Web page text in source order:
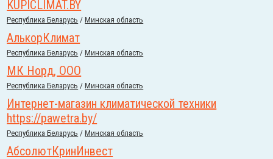
KUPICLIMAT.BY
Республика Беларусь /Минская область
АлькорКлимат
Республика Беларусь /Минская область
МК Норд, ООО
Республика Беларусь /Минская область
Интернет-магазин климатической техники
https://pawetra.by/
Республика Беларусь /Минская область
АбсолютКринИнвест